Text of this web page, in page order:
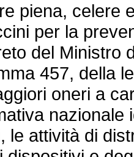
piena, celere
per la
del Ministro
457, della
oneri a
le attività di